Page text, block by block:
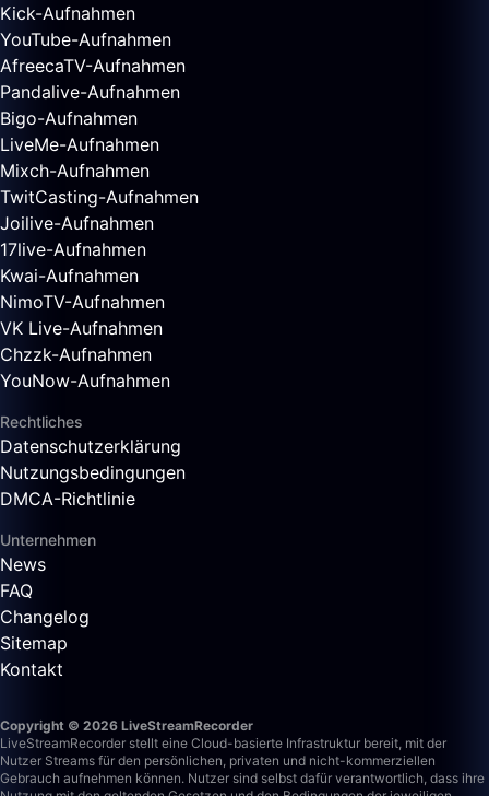
Kick-Aufnahmen
YouTube-Aufnahmen
AfreecaTV-Aufnahmen
Pandalive-Aufnahmen
Bigo-Aufnahmen
LiveMe-Aufnahmen
Mixch-Aufnahmen
TwitCasting-Aufnahmen
Joilive-Aufnahmen
17live-Aufnahmen
Kwai-Aufnahmen
NimoTV-Aufnahmen
VK Live-Aufnahmen
Chzzk-Aufnahmen
YouNow-Aufnahmen
Rechtliches
Datenschutzerklärung
Nutzungsbedingungen
DMCA-Richtlinie
Unternehmen
News
FAQ
Changelog
Sitemap
Kontakt
Copyright © 2026 LiveStreamRecorder
LiveStreamRecorder stellt eine Cloud-basierte Infrastruktur bereit, mit der
Nutzer Streams für den persönlichen, privaten und nicht-kommerziellen
Gebrauch aufnehmen können. Nutzer sind selbst dafür verantwortlich, dass ihre